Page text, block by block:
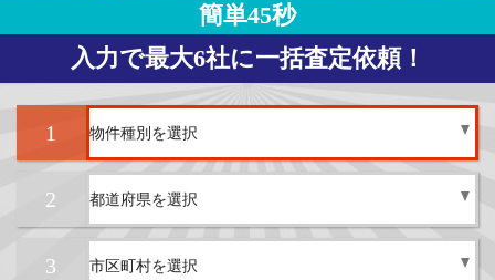
簡単45秒
入力で最大6社に一括査定依頼！
1
2
3